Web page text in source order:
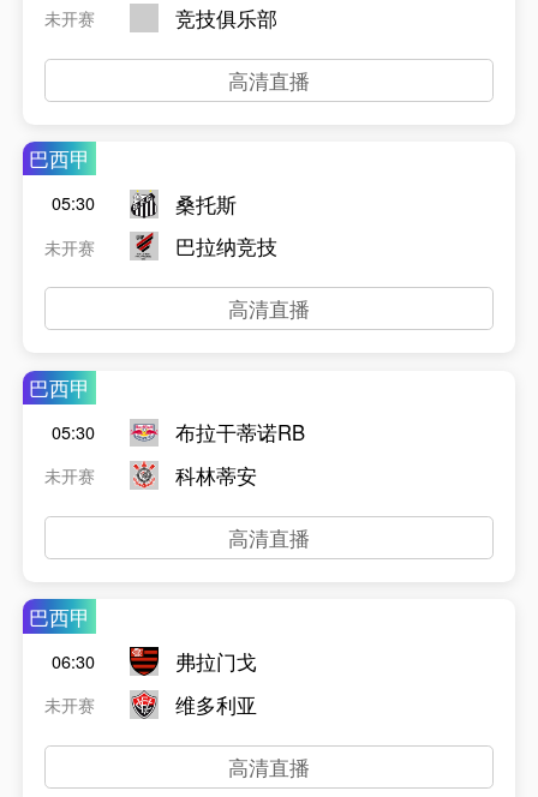
未开赛 竞技俱乐部
高清直播
巴西甲
05:30
未开赛
桑托斯
巴拉纳竞技
高清直播
巴西甲
05:30
未开赛
布拉干蒂诺RB
科林蒂安
高清直播
巴西甲
06:30
未开赛
弗拉门戈
维多利亚
高清直播